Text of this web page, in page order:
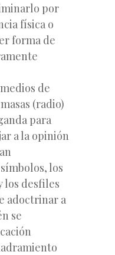
por
física o
forma de
de
(radio)
para
a la opinión
los
los desfiles
adoctrinar a
se